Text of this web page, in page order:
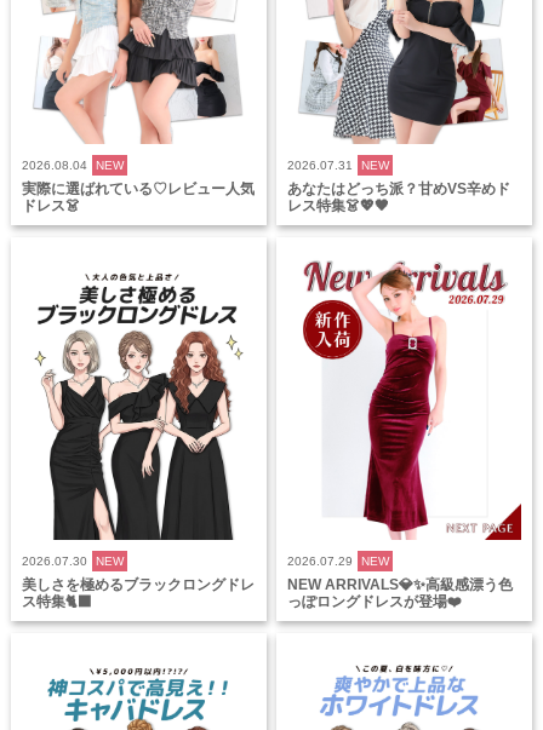
2026.08.04 NEW
実際に選ばれている♡レビュー人気
ドレス👗
2026.07.31 NEW
あなたはどっち派？甘めVS辛めド
レス特集👗💖🖤
2026.07.30 NEW
美しさを極めるブラックロングドレ
ス特集🐈‍⬛
2026.07.29 NEW
NEW ARRIVALS💎✨高級感漂う色
っぽロングドレスが登場❤️